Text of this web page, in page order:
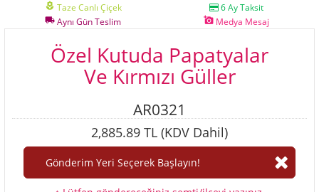
local_florist Taze Canlı Çiçek 6 Ay Taksit
local_shipping Aynı Gün Teslim add_a_photoMedya Mesaj
Özel Kutuda Papatyalar
Ve Kırmızı Güller
AR0321
2,885.89 TL (KDV Dahil)